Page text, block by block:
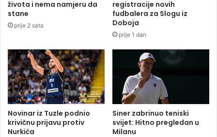
v
o
u
r
e
đ
e
n
j
a
S
života i nema namjeru da
stane
prije 2 sata
registracije novih
fudbalera za Slogu iz
Doboja
prije 1 dan
Novinar iz Tuzle podnio
krivičnu prijavu protiv
Nurkića
Siner zabrinuo teniski
svijet: Hitno pregledan u
Milanu